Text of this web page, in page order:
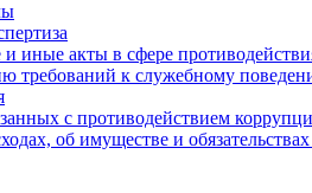
иные акты в сфере
требований к служебному
с противодействием
об имуществе и